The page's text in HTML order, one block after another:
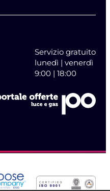
Servizio gratuito
lunedì | venerdì
9:00 | 18:00